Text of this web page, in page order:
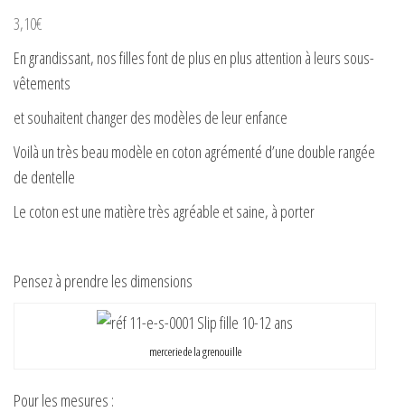
3,10€
En grandissant, nos filles font de plus en plus attention à leurs sous-
vêtements
et souhaitent changer des modèles de leur enfance
Voilà un très beau modèle en coton agrémenté d’une double rangée
de dentelle
Le coton est une matière très agréable et saine, à porter
Pensez à prendre les dimensions
mercerie de la grenouille
Pour les mesures :